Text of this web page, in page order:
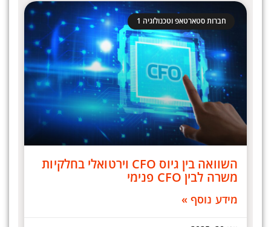
חברות סטארטאפ וטכנולוגיה 1
השוואה בין גיוס CFO וירטואלי בחלקיות
משרה לבין CFO פנימי
מידע נוסף »